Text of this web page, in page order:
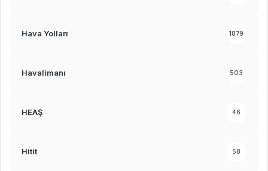
Hava Yolları 1879
Havalimanı 503
HEAŞ 46
Hitit 58